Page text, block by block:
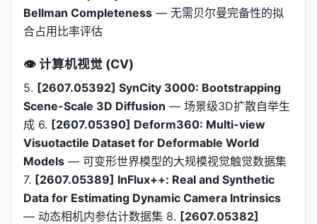
Bellman Completeness — 无需贝尔曼完备性的拟
合占用比率评估
👁️ 计算机视觉 (CV)
5. [2607.05392] SynCity 3000: Bootstrapping
Scene-Scale 3D Diffusion — 场景级3D扩散自举生
成 6. [2607.05390] Deform360: Multi-view
Visuotactile Dataset for Deformable World
Models — 可变形世界模型的大规模视觉触觉数据集
7. [2607.05389] InFlux++: Real and Synthetic
Data for Estimating Dynamic Camera Intrinsics
— 动态相机内参估计数据集 8. [2607.05382]